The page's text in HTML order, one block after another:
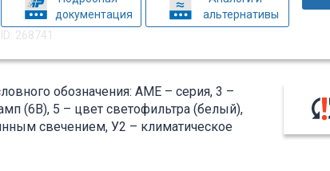
документация
альтернативы
ID: 268741
обозначения: АМЕ – серия, 3 –
(6В), 5 – цвет светофильтра (белый),
свечением, У2 – климатическое
работы оборудования в